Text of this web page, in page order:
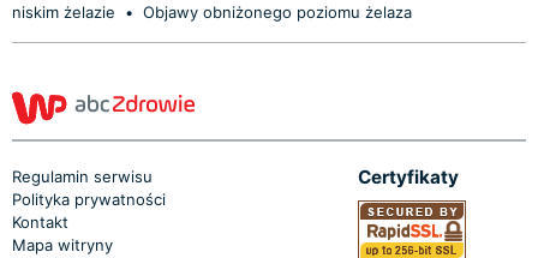
niskim żelazie
• Objawy obniżonego poziomu żelaza
Regulamin serwisu
Polityka prywatności
Kontakt
Mapa witryny
Certyfikaty